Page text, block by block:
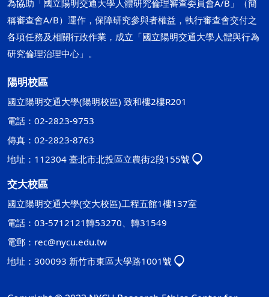
為協助「國立陽明交通大學人體研究倫理審查委員會A/B」（簡
稱審查會A/B）運作，保障研究參與者權益，執行審查會交付之
各項任務及相關行政作業，成立「國立陽明交通大學人體與行為
研究倫理治理中心」。
陽明校區
國立陽明交通大學(陽明校區) 致和樓2樓R201
電話：02-2823-9753
傳真：02-2823-8763
地址：112304 臺北市北投區立農街2段155號
交大校區
國立陽明交通大學(交大校區)工程五館1樓137室
電話：03-5712121轉53270、轉31549
電郵： rec@nycu.edu.tw
地址：300093 新竹市東區大學路1001號